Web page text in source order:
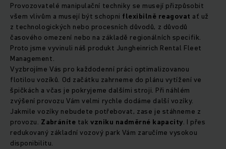
Provozovatelé manipulační techniky se musejí přizpůsobit
všem vlivům a musejí být schopni flexibilně reagovat ať už
z technologických nebo procesních důvodů, z důvodů
časového omezení nebo na základě regionálních specifik.
Proto jsme vyvinuli náš produkt Jungheinrich Rental Fleet
Management.
Vyzbrojíme Vás pro každodenní práci optimalizovanou
flotilou vozíků. Od začátku zahrneme do plánu vytížení ve
špičkách a včas je pokryjeme dalšími stroji. Při náhlém
zvýšení provozu Vám velmi rychle dodáme další vozíky.
Jakmile vozíky nebudete potřebovat, zase je stáhneme z
provozu. Zabráníte takvzniku nadměrné kapacity. I přes
redukovaný základní vozový park Vám zaručíme vysokou
disponibilitu.